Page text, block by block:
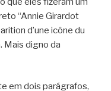
“Annie Girardot
d’une icône du
Mais digno da
em dois parágrafos,